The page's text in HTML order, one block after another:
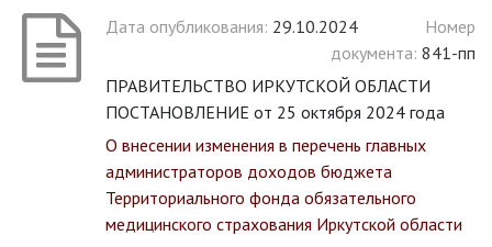
Дата опубликования: 29.10.2024
Номер
документа: 841-пп
ПРАВИТЕЛЬСТВО ИРКУТСКОЙ ОБЛАСТИ
ПОСТАНОВЛЕНИЕ от 25 октября 2024 года
О внесении изменения в перечень главных
администраторов доходов бюджета
Территориального фонда обязательного
медицинского страхования Иркутской области